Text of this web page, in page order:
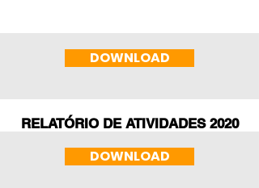
DOWNLOAD
RELATÓRIO DE ATIVIDADES 2020
DOWNLOAD